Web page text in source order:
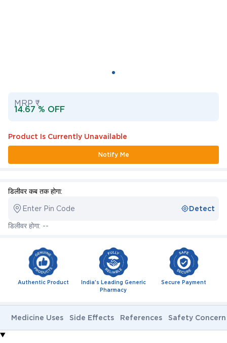
MRP ₹
14.67 % OFF
Product Is Currently Unavailable
Notify Me
डिलीवर कब तक होगा:
Enter Pin Code Detect
डिलीवर होगा: --
Authentic Product
India's Leading Generic
Pharmacy
Secure Payment
Medicine Uses Side Effects References Safety Concern